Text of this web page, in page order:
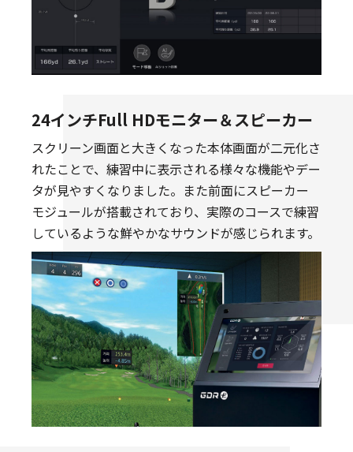
24インチFull HDモニター＆スピーカー
スクリーン画面と大きくなった本体画面が二元化さ
れたことで、練習中に表示される様々な機能やデー
タが見やすくなりました。また前面にスピーカー
モジュールが搭載されており、実際のコースで練習
しているような鮮やかなサウンドが感じられます。